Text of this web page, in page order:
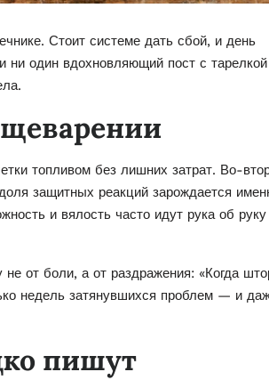
Стоит системе дать сбой, и день
ни один вдохновляющий пост с тарелкой
топливом без лишних затрат. Во-
защитных реакций зарождается
и вялость часто идут рука об руку
от боли, а от раздражения: «Когда
недель затянувшихся проблем — и
пишут